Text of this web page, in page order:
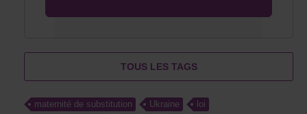
TOUS LES TAGS
maternité de substitution Ukraine
loi